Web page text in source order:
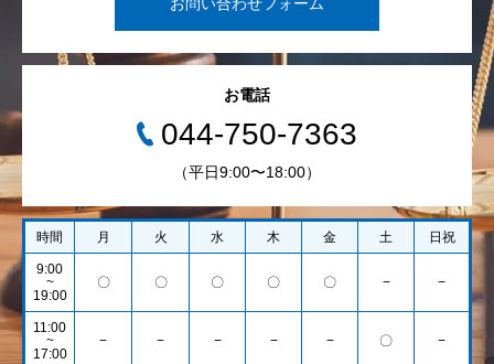
お電話
044-750-7363
（平日9:00〜18:00）
時間 月 火 水 木 金 土 日祝
9:00
~
19:00
〇 〇 〇 〇 〇 − −
11:00
~
17:00
− − − − − 〇 −